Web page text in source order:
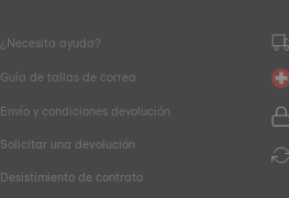
¿Necesita ayuda?
Guía de tallas de correa
Envío y condiciones devolución
Solicitar una devolución
Desistimiento de contrato